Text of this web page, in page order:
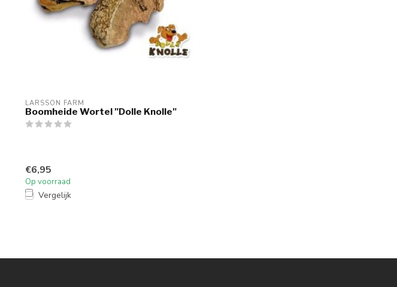
LARSSON FARM
Boomheide Wortel "Dolle Knolle"
€6,95
Op voorraad
Vergelijk